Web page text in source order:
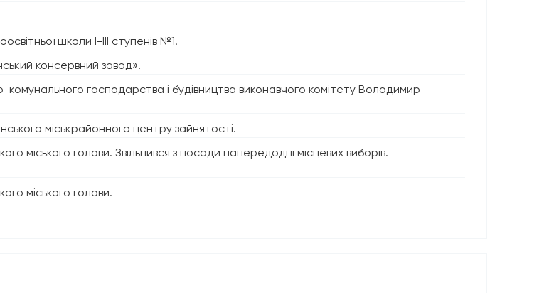
школи І-ІІІ ступенів №1.
консервний завод».
комунального господарства і будівництва виконавчого комітету Володимир-
міськрайонного центру зайнятості.
міського голови. Звільнився з посади напередодні місцевих виборів.
міського голови.